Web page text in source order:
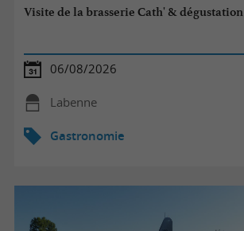
Visite de la brasserie Cath' & dégustation
06/08/2026
Labenne
Gastronomie